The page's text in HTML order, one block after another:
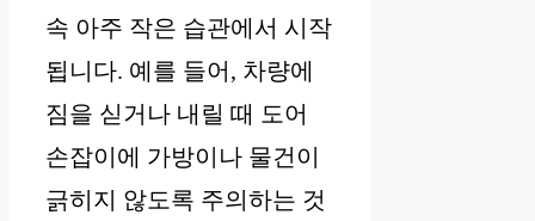
속 아주 작은 습관에서 시작
됩니다. 예를 들어, 차량에
짐을 싣거나 내릴 때 도어
손잡이에 가방이나 물건이
긁히지 않도록 주의하는 것